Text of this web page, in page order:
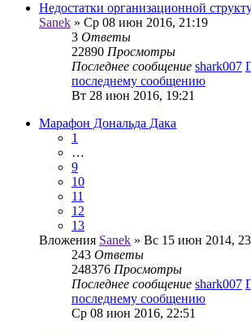
Недостатки организационной
Sanek » Ср 08 июн 2016, 21:19
3 Ответы
22890 Просмотры
Последнее сообщение shark007
последнему сообщению
Вт 28 июн 2016, 19:21
Марафон Дональда Дака
1
…
9
10
11
12
13
Вложения Sanek » Вс 15 июн 2014,
243 Ответы
248376 Просмотры
Последнее сообщение shark007
последнему сообщению
Ср 08 июн 2016, 22:51